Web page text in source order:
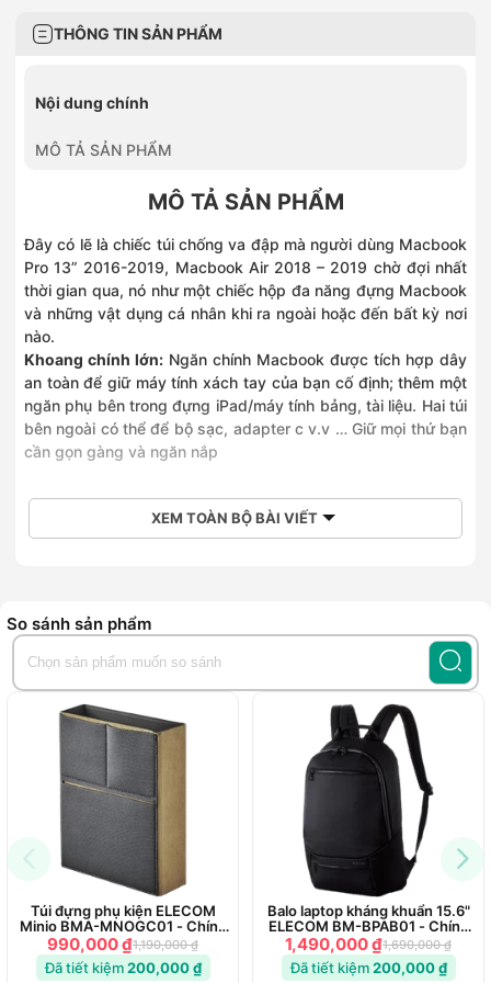
THÔNG TIN SẢN PHẨM
Nội dung chính
MÔ TẢ SẢN PHẨM
MÔ TẢ SẢN PHẨM
Đây có lẽ là chiếc túi chống va đập mà người dùng Macbook
Pro 13” 2016-2019, Macbook Air 2018 – 2019 chờ đợi nhất
thời gian qua, nó như một chiếc hộp đa năng đựng Macbook
và những vật dụng cá nhân khi ra ngoài hoặc đến bất kỳ nơi
nào.
Khoang chính lớn: Ngăn chính Macbook được tích hợp dây
an toàn để giữ máy tính xách tay của bạn cố định; thêm một
ngăn phụ bên trong đựng iPad/máy tính bảng, tài liệu. Hai túi
bên ngoài có thể để bộ sạc, adapter c v.v … Giữ mọi thứ bạn
cần gọn gàng và ngăn nắp
Dễ dàng mang theo và sử dụng:
Dây đeo vai có thể điều
chỉnh hoàn toàn, có thể tháo rời và tay cầm được gia cố đôi
XEM TOÀN BỘ BÀI VIẾT
So sánh sản phẩm
Túi đựng phụ kiện ELECOM
Minio BMA-MNOGC01 - Chính
Hãng
990,000 ₫1,190,000 ₫
Đã tiết kiệm200,000 ₫
Balo laptop kháng khuẩn 15.6"
ELECOM BM-BPAB01 - Chính
Hãng
1,490,000 ₫1,690,000 ₫
Đã tiết kiệm200,000 ₫